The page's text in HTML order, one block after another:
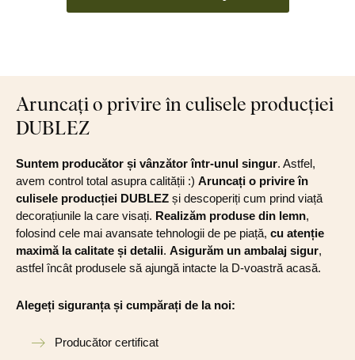
Aruncați o privire în culisele producției
DUBLEZ
Suntem producător și vânzător într-unul singur. Astfel,
avem control total asupra calității :) Aruncați o privire în
culisele producției DUBLEZ și descoperiți cum prind viață
decorațiunile la care visați. Realizăm produse din lemn,
folosind cele mai avansate tehnologii de pe piață, cu atenție
maximă la calitate și detalii. Asigurăm un ambalaj sigur,
astfel încât produsele să ajungă intacte la D-voastră acasă.
Alegeți siguranța și cumpărați de la noi:
Producător certificat